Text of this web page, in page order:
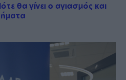
θα γίνει ο αγιασμός και